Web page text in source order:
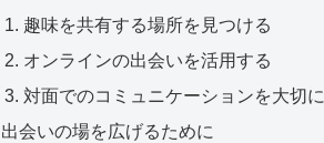
趣味を共有する場所を見つける
オンラインの出会いを活用する
対面でのコミュニケーションを大切に
出会いの場を広げるために